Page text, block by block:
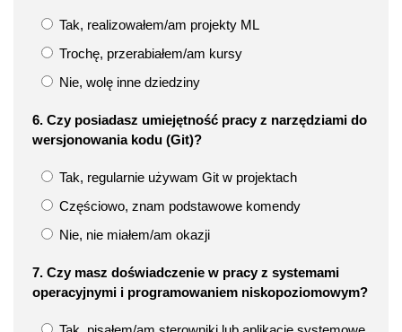
Tak, realizowałem/am projekty ML
Trochę, przerabiałem/am kursy
Nie, wolę inne dziedziny
6. Czy posiadasz umiejętność pracy z narzędziami do
wersjonowania kodu (Git)?
Tak, regularnie używam Git w projektach
Częściowo, znam podstawowe komendy
Nie, nie miałem/am okazji
7. Czy masz doświadczenie w pracy z systemami
operacyjnymi i programowaniem niskopoziomowym?